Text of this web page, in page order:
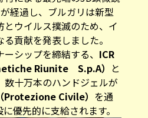
経過し、ブルガリは新型
とウイルス撲滅のため、イ
貢献を発表しました。
シップを締結する、 ICR
Riunite S.p.A） と
数十万本のハンドジェルが
Protezione Civile） を通
優先的に支給されます。